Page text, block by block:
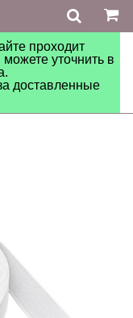
проходит
уточнить в
доставленные